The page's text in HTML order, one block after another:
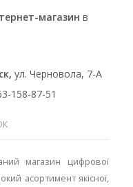
магазин в
ул. Черновола, 7-А
158-87-51
магазин цифрової
асортимент якісної,